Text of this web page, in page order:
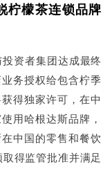
柠檬茶连锁品牌
资者集团达成最终
务授权给包含柠季
得独家许可，在中
用哈根达斯品牌，
中国的零售和餐饮
得监管批准并满足